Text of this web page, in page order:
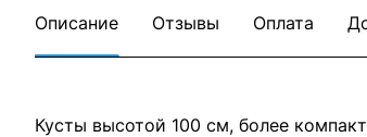
Описание Отзывы Оплата
Кусты высотой 100 см, более